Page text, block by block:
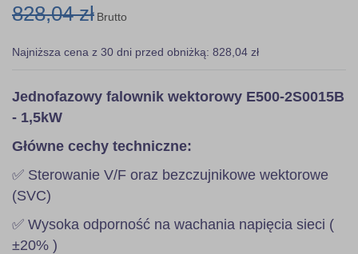
828,04 zł Brutto
Najniższa cena z 30 dni przed obniżką: 828,04 zł
Jednofazowy falownik wektorowy E500-2S0015B
- 1,5kW
Główne cechy techniczne:
✅ Sterowanie V/F oraz bezczujnikowe wektorowe
(SVC)
✅ Wysoka odporność na wachania napięcia sieci (
±20% )